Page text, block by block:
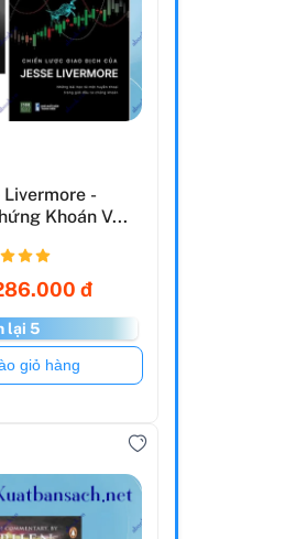
Livermore -
Khoán V...
đ
lại 5
hàng
giỏ hàng